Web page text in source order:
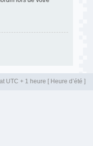
UTC + 1 heure [ Heure d’été ]